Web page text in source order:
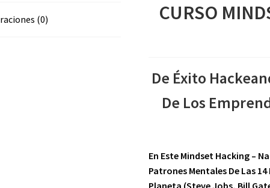
(0)
CURSO
De Éxito
De Los
En Este Mindset Hacking –
Patrones Mentales De Las